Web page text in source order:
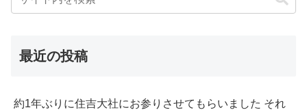
最近の投稿
約1年ぶりに住吉大社にお参りさせてもらいました それ